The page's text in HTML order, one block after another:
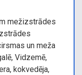
mežizstrādes
un meža
Vidzemē,
kokvedēja,